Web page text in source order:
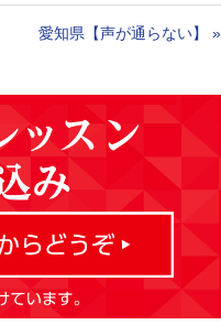
愛知県【声が通らない】 »